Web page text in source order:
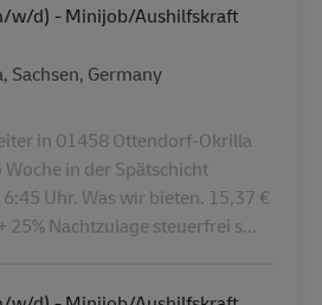
w/d) - Minijob/Aushilfskraft
Germany
in 01458 Ottendorf-Okrilla
in der Spätschicht
Uhr. Was wir bieten. 15,37 €
Nachtzulage steuerfrei s...